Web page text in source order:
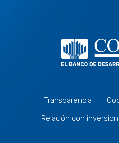
Transparencia
Relación con